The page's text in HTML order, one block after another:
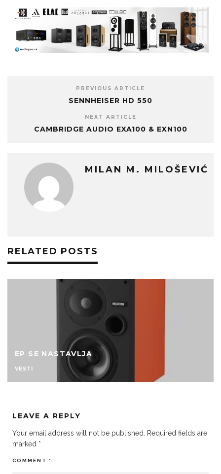
PREVIOUS ARTICLE
SENNHEISER HD 550
NEXT ARTICLE
CAMBRIDGE AUDIO EXA100 & EXN100
MILAN M. MILOŠEVIĆ
RELATED POSTS
EPOS U DISTRIBUCIJI M-KABLA
VESTI
LEAVE A REPLY
Your email address will not be published.
Required fields are
marked *
COMMENT *